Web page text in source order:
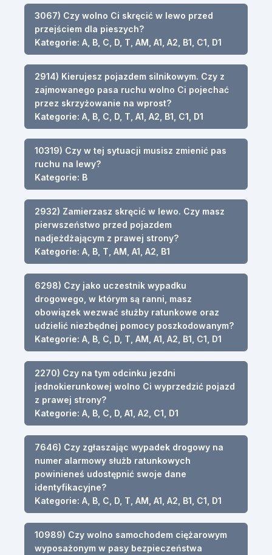
3067) Czy wolno Ci skręcić w lewo przed
przejściem dla pieszych?
Kategorie: A, B, C, D, T, AM, A1, A2, B1, C1, D1
2914) Kierujesz pojazdem silnikowym. Czy z
zajmowanego pasa ruchu wolno Ci pojechać
przez skrzyżowanie na wprost?
Kategorie: A, B, C, D, T, A1, A2, B1, C1, D1
10319) Czy w tej sytuacji musisz zmienić pas
ruchu na lewy?
Kategorie: B
2932) Zamierzasz skręcić w lewo. Czy masz
pierwszeństwo przed pojazdem
nadjeżdżającym z prawej strony?
Kategorie: A, B, T, AM, A1, A2, B1
6298) Czy jako uczestnik wypadku
drogowego, w którym są ranni, masz
obowiązek wezwać służby ratunkowe oraz
udzielić niezbędnej pomocy poszkodowanym?
Kategorie: A, B, C, D, T, AM, A1, A2, B1, C1, D1
2270) Czy na tym odcinku jezdni
jednokierunkowej wolno Ci wyprzedzić pojazd
z prawej strony?
Kategorie: A, B, C, D, A1, A2, C1, D1
7646) Czy zgłaszając wypadek drogowy na
numer alarmowy służb ratunkowych
powinieneś udostępnić swoje dane
identyfikacyjne?
Kategorie: A, B, C, D, T, AM, A1, A2, B1, C1, D1
10989) Czy wolno samochodem ciężarowym
wyposażonym w pasy bezpieczeństwa